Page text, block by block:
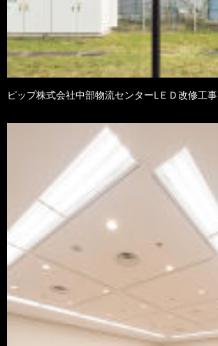
ピップ株式会社中部物流センターLＥＤ改修工事